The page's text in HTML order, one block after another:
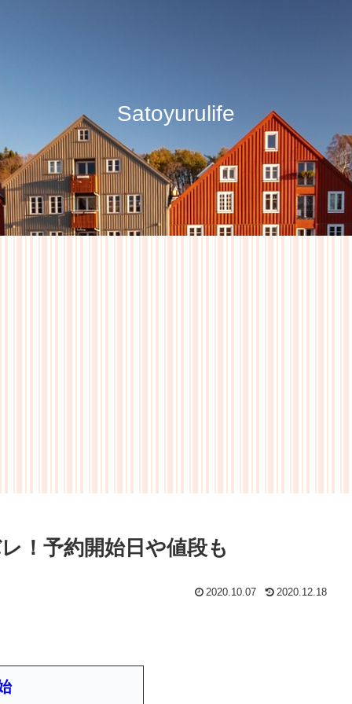
Satoyurulife
！予約開始日や値段も
2020.10.07 2020.12.18